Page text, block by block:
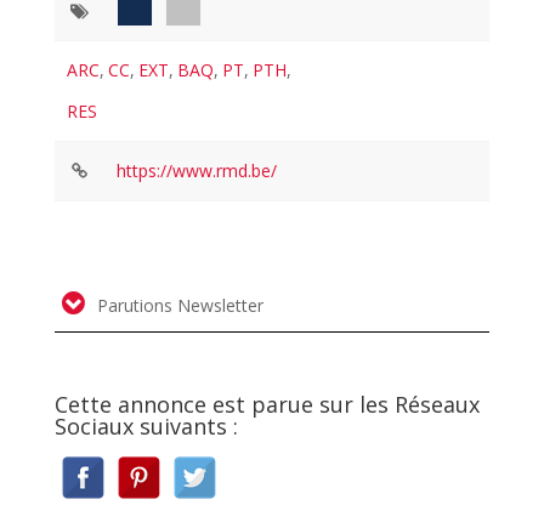
ARC, CC, EXT, BAQ, PT, PTH,
RES
https://www.rmd.be/
Parutions Newsletter
Cette annonce est parue sur les Réseaux
Sociaux suivants :